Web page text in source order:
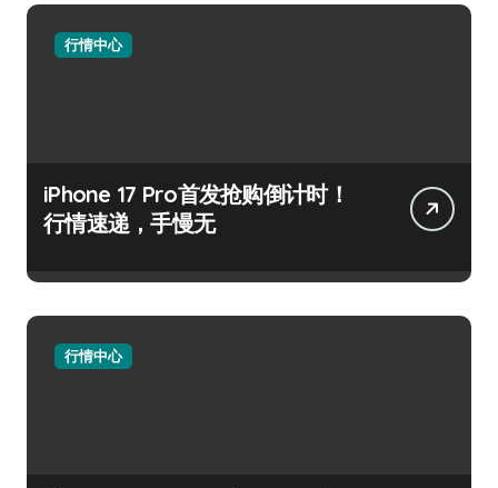
行情中心
iPhone 17 Pro首发抢购倒计时！
行情速递，手慢无
行情中心